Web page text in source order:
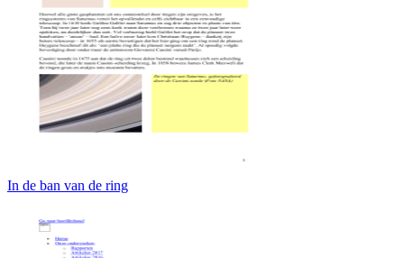
In de ban van de ring